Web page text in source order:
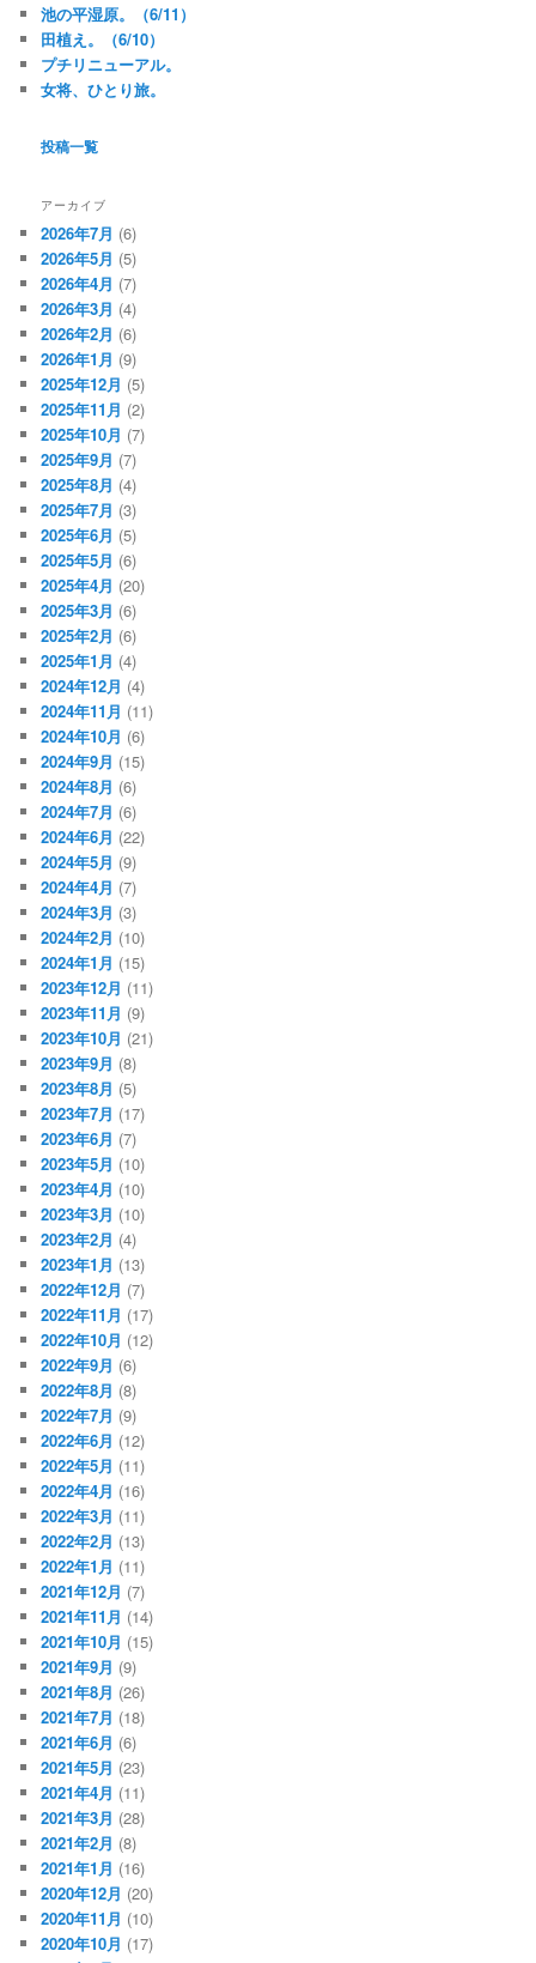
池の平湿原。（6/11）
田植え。（6/10）
プチリニューアル。
女将、ひとり旅。
投稿一覧
アーカイブ
2026年7月 (6)
2026年5月 (5)
2026年4月 (7)
2026年3月 (4)
2026年2月 (6)
2026年1月 (9)
2025年12月 (5)
2025年11月 (2)
2025年10月 (7)
2025年9月 (7)
2025年8月 (4)
2025年7月 (3)
2025年6月 (5)
2025年5月 (6)
2025年4月 (20)
2025年3月 (6)
2025年2月 (6)
2025年1月 (4)
2024年12月 (4)
2024年11月 (11)
2024年10月 (6)
2024年9月 (15)
2024年8月 (6)
2024年7月 (6)
2024年6月 (22)
2024年5月 (9)
2024年4月 (7)
2024年3月 (3)
2024年2月 (10)
2024年1月 (15)
2023年12月 (11)
2023年11月 (9)
2023年10月 (21)
2023年9月 (8)
2023年8月 (5)
2023年7月 (17)
2023年6月 (7)
2023年5月 (10)
2023年4月 (10)
2023年3月 (10)
2023年2月 (4)
2023年1月 (13)
2022年12月 (7)
2022年11月 (17)
2022年10月 (12)
2022年9月 (6)
2022年8月 (8)
2022年7月 (9)
2022年6月 (12)
2022年5月 (11)
2022年4月 (16)
2022年3月 (11)
2022年2月 (13)
2022年1月 (11)
2021年12月 (7)
2021年11月 (14)
2021年10月 (15)
2021年9月 (9)
2021年8月 (26)
2021年7月 (18)
2021年6月 (6)
2021年5月 (23)
2021年4月 (11)
2021年3月 (28)
2021年2月 (8)
2021年1月 (16)
2020年12月 (20)
2020年11月 (10)
2020年10月 (17)